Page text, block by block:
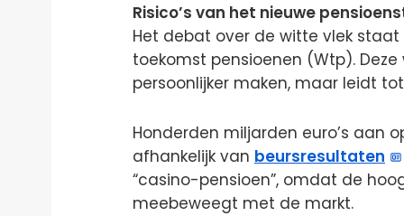
Risico’s van het nieuwe
Het debat over de witte vlek
toekomst pensioenen (Wtp).
persoonlijker maken, maar leidt
Honderden miljarden euro’s aan
afhankelijk van beursresultaten
“casino-pensioen”, omdat de
meebeweegt met de markt.